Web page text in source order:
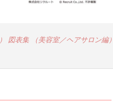
図表集 （美容室／ヘアサロン編）